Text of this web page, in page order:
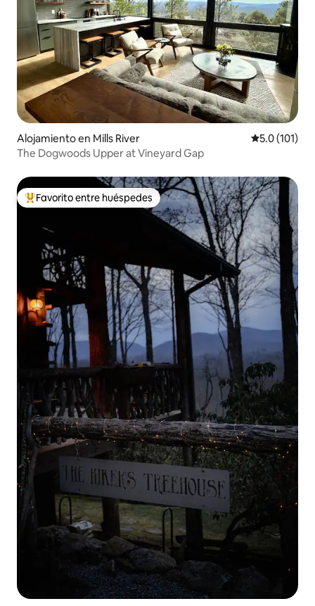
Alojamiento en Mills River Calificación
5.0 (101)
The Dogwoods Upper at Vineyard Gap
Favorito entre huéspedes preferido
Favorito entre huéspedes